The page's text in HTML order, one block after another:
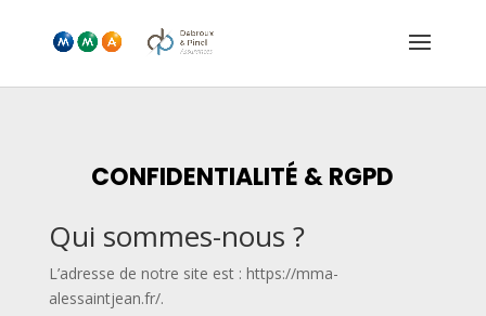
CONFIDENTIALITÉ & RGPD
Qui sommes-nous ?
L’adresse de notre site est : https://mma-
alessaintjean.fr/.